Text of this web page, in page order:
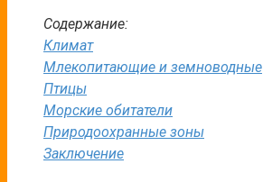
Содержание:
Климат
Млекопитающие и земноводные
Птицы
Морские обитатели
Природоохранные зоны
Заключение